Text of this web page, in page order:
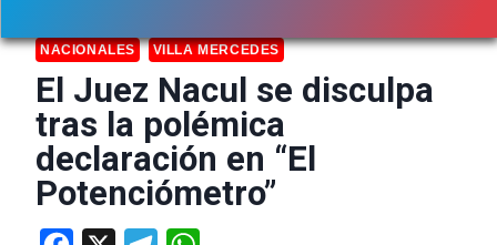
NACIONALES VILLA MERCEDES
El Juez Nacul se disculpa
tras la polémica
declaración en “El
Potenciómetro”